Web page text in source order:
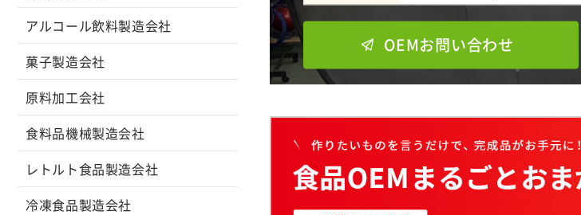
アルコール飲料製造会社
菓子製造会社
原料加工会社
食料品機械製造会社
レトルト食品製造会社
冷凍食品製造会社
OEMお問い合わせ